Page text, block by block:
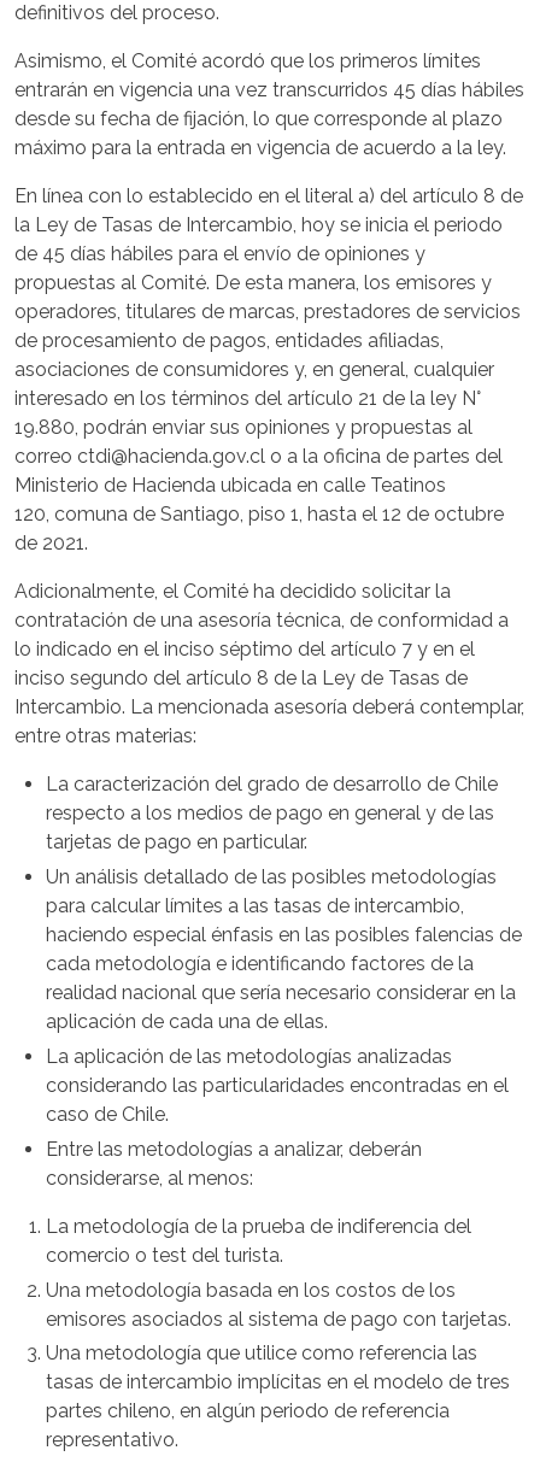
definitivos del proceso.
Asimismo, el Comité acordó que los primeros límites
entrarán en vigencia una vez transcurridos 45 días hábiles
desde su fecha de fijación, lo que corresponde al plazo
máximo para la entrada en vigencia de acuerdo a la ley.
En línea con lo establecido en el literal a) del artículo 8 de
la Ley de Tasas de Intercambio, hoy se inicia el periodo
de 45 días hábiles para el envío de opiniones y
propuestas al Comité. De esta manera, los emisores y
operadores, titulares de marcas, prestadores de servicios
de procesamiento de pagos, entidades afiliadas,
asociaciones de consumidores y, en general, cualquier
interesado en los términos del artículo 21 de la ley N°
19.880, podrán enviar sus opiniones y propuestas al
correo ctdi@hacienda.gov.cl o a la oficina de partes del
Ministerio de Hacienda ubicada en calle Teatinos
120, comuna de Santiago, piso 1, hasta el 12 de octubre
de 2021.
Adicionalmente, el Comité ha decidido solicitar la
contratación de una asesoría técnica, de conformidad a
lo indicado en el inciso séptimo del artículo 7 y en el
inciso segundo del artículo 8 de la Ley de Tasas de
Intercambio. La mencionada asesoría deberá contemplar,
entre otras materias:
La caracterización del grado de desarrollo de Chile
respecto a los medios de pago en general y de las
tarjetas de pago en particular.
Un análisis detallado de las posibles metodologías
para calcular límites a las tasas de intercambio,
haciendo especial énfasis en las posibles falencias de
cada metodología e identificando factores de la
realidad nacional que sería necesario considerar en la
aplicación de cada una de ellas.
La aplicación de las metodologías analizadas
considerando las particularidades encontradas en el
caso de Chile.
Entre las metodologías a analizar, deberán
considerarse, al menos:
La metodología de la prueba de indiferencia del
comercio o test del turista.
Una metodología basada en los costos de los
emisores asociados al sistema de pago con tarjetas.
Una metodología que utilice como referencia las
tasas de intercambio implícitas en el modelo de tres
partes chileno, en algún periodo de referencia
representativo.